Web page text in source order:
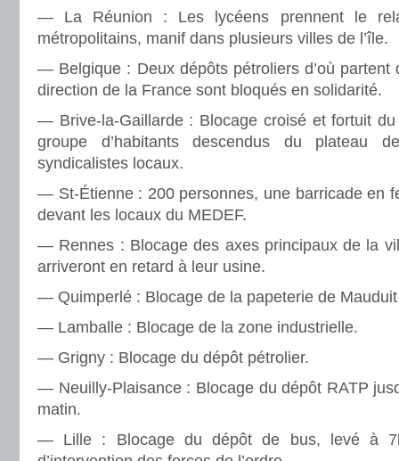
— La Réunion : Les lycéens prennent le
métropolitains, manif dans plusieurs villes de l’île.
— Belgique : Deux dépôts pétroliers d’où partent
direction de la France sont bloqués en solidarité.
— Brive-la-Gaillarde : Blocage croisé et fortuit
groupe d’habitants descendus du plateau
syndicalistes locaux.
— St-Étienne : 200 personnes, une barricade en
devant les locaux du MEDEF.
— Rennes : Blocage des axes principaux de la
arriveront en retard à leur usine.
— Quimperlé : Blocage de la papeterie de
— Lamballe : Blocage de la zone industrielle.
— Grigny : Blocage du dépôt pétrolier.
— Neuilly-Plaisance : Blocage du dépôt RATP
matin.
— Lille : Blocage du dépôt de bus, levé à